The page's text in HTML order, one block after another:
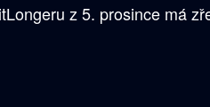
z 5. prosince má